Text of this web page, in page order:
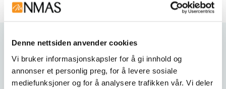
Denne nettsiden anvender cookies
Vi bruker informasjonskapsler for å gi innhold og
annonser et personlig preg, for å levere sosiale
mediefunksjoner og for å analysere trafikken vår. Vi deler
calibration point.
to one of the following radon monitors, and not as a
- Radon Scout eXpert
Varianter